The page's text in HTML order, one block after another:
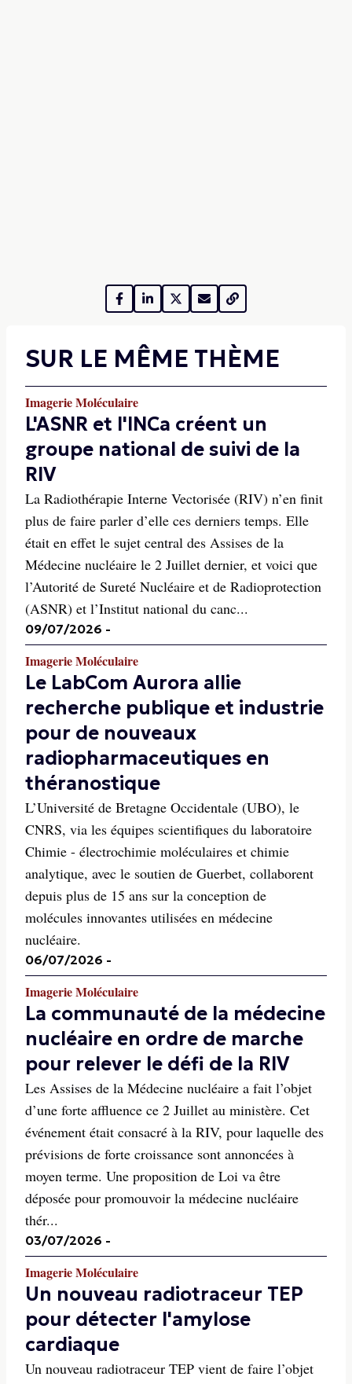
SUR LE MÊME THÈME
Imagerie Moléculaire
L'ASNR et l'INCa créent un
groupe national de suivi de la
RIV
La Radiothérapie Interne Vectorisée (RIV) n’en finit
plus de faire parler d’elle ces derniers temps. Elle
était en effet le sujet central des Assises de la
Médecine nucléaire le 2 Juillet dernier, et voici que
l’Autorité de Sureté Nucléaire et de Radioprotection
(ASNR) et l’Institut national du canc...
09/07/2026 -
Imagerie Moléculaire
Le LabCom Aurora allie
recherche publique et industrie
pour de nouveaux
radiopharmaceutiques en
théranostique
L’Université de Bretagne Occidentale (UBO), le
CNRS, via les équipes scientifiques du laboratoire
Chimie - électrochimie moléculaires et chimie
analytique, avec le soutien de Guerbet, collaborent
depuis plus de 15 ans sur la conception de
molécules innovantes utilisées en médecine
nucléaire.
06/07/2026 -
Imagerie Moléculaire
La communauté de la médecine
nucléaire en ordre de marche
pour relever le défi de la RIV
Les Assises de la Médecine nucléaire a fait l’objet
d’une forte affluence ce 2 Juillet au ministère. Cet
événement était consacré à la RIV, pour laquelle des
prévisions de forte croissance sont annoncées à
moyen terme. Une proposition de Loi va être
déposée pour promouvoir la médecine nucléaire
thér...
03/07/2026 -
Imagerie Moléculaire
Un nouveau radiotraceur TEP
pour détecter l'amylose
cardiaque
Un nouveau radiotraceur TEP vient de faire l’objet